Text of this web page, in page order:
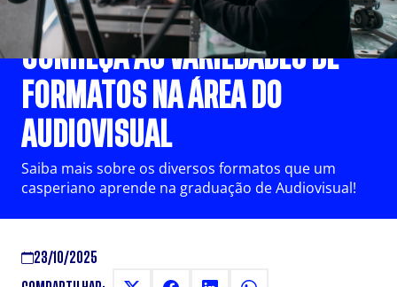
CONHEÇA AS VARIEDADES DE
FORMATOS NA ÁREA DO
AUDIOVISUAL
Saiba mais sobre os diversos formatos que um
casperiano aprende na graduação de Audiovisual!
23/10/2025